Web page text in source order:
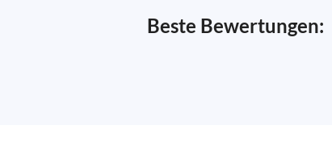
Beste Bewertungen: